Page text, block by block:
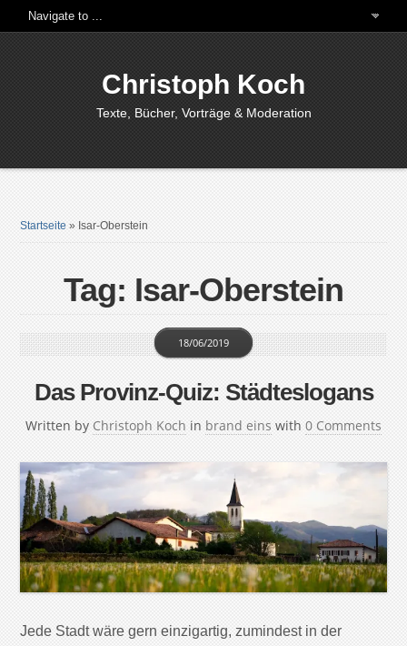
Christoph Koch
Texte, Bücher, Vorträge & Moderation
Startseite » Isar-Oberstein
Tag: Isar-Oberstein
Das Provinz-Quiz: Städteslogans
Written by Christoph Koch
18/06/2019
in brand eins with 0 Comments
Jede Stadt wäre gern einzigartig, zumindest in der